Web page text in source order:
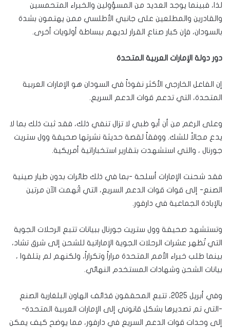
لذا، فبينما يوجد العديد من المسؤولين والخبراء المتحمسين
والقادرين والمطلعين على جانبي الأطلسي ممن يهتمون بشدة
بالسودان، فإن كبار صناع القرار لديهم ببساطة أولويات أخرى.
دور دولة الإمارات العربية المتحدة
إن الفاعل الخارجي الأكثر نفوذاً في السودان هو الإمارات العربية
المتحدة، التي تدعم قوات الدعم السريع.
وعلى الرغم من أن أبو ظبي لا تزال تنفي ذلك، فقد ثبت ذلك بما لا
يدع مجالاً للشك. ووفقاً لقصة حديثة نشرتها صحيفة وول ستريت
جورنال ، والتي استشهدت بتقارير استخباراتية أمريكية.
فقد شحنت الإمارات أسلحة -بما في ذلك طائرات بدون طيار صينية
الصنع- إلى قوات قوات الدعم السريع، التي اتُهمت الآن مرتين
بالإبادة الجماعية في دارفور.
وتستشهد صحيفة وول ستريت جورنال ببيانات تتبع الرحلات الجوية
التي تُظهر عشرات الرحلات الجوية الإماراتية للشحن إلى شرق تشاد،
بينما طلب خبراء الأمم المتحدة مراراً وتكراراً، ولكنهم لم يتلقوا ،
بيانات الشحن وشهادات المستخدم النهائي.
وفي أبريل 2025، تتبع المحققون قذائف الهاون البلغارية الصنع
-التي تم تصديرها بشكل قانوني إلى الإمارات العربية المتحدة-
إلى وحدات قوات الدعم السريع في دارفور، مما يوضح كيف يمكن